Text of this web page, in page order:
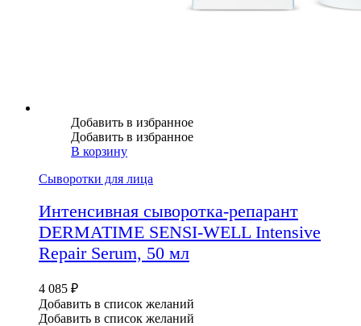
Добавить в избранное
Добавить в избранное
В корзину
Сыворотки для лица
Интенсивная сыворотка-репарант
DERMATIME SENSI-WELL Intensive
Repair Serum, 50 мл
4 085 ₽
Добавить в список желаний
Добавить в список желаний